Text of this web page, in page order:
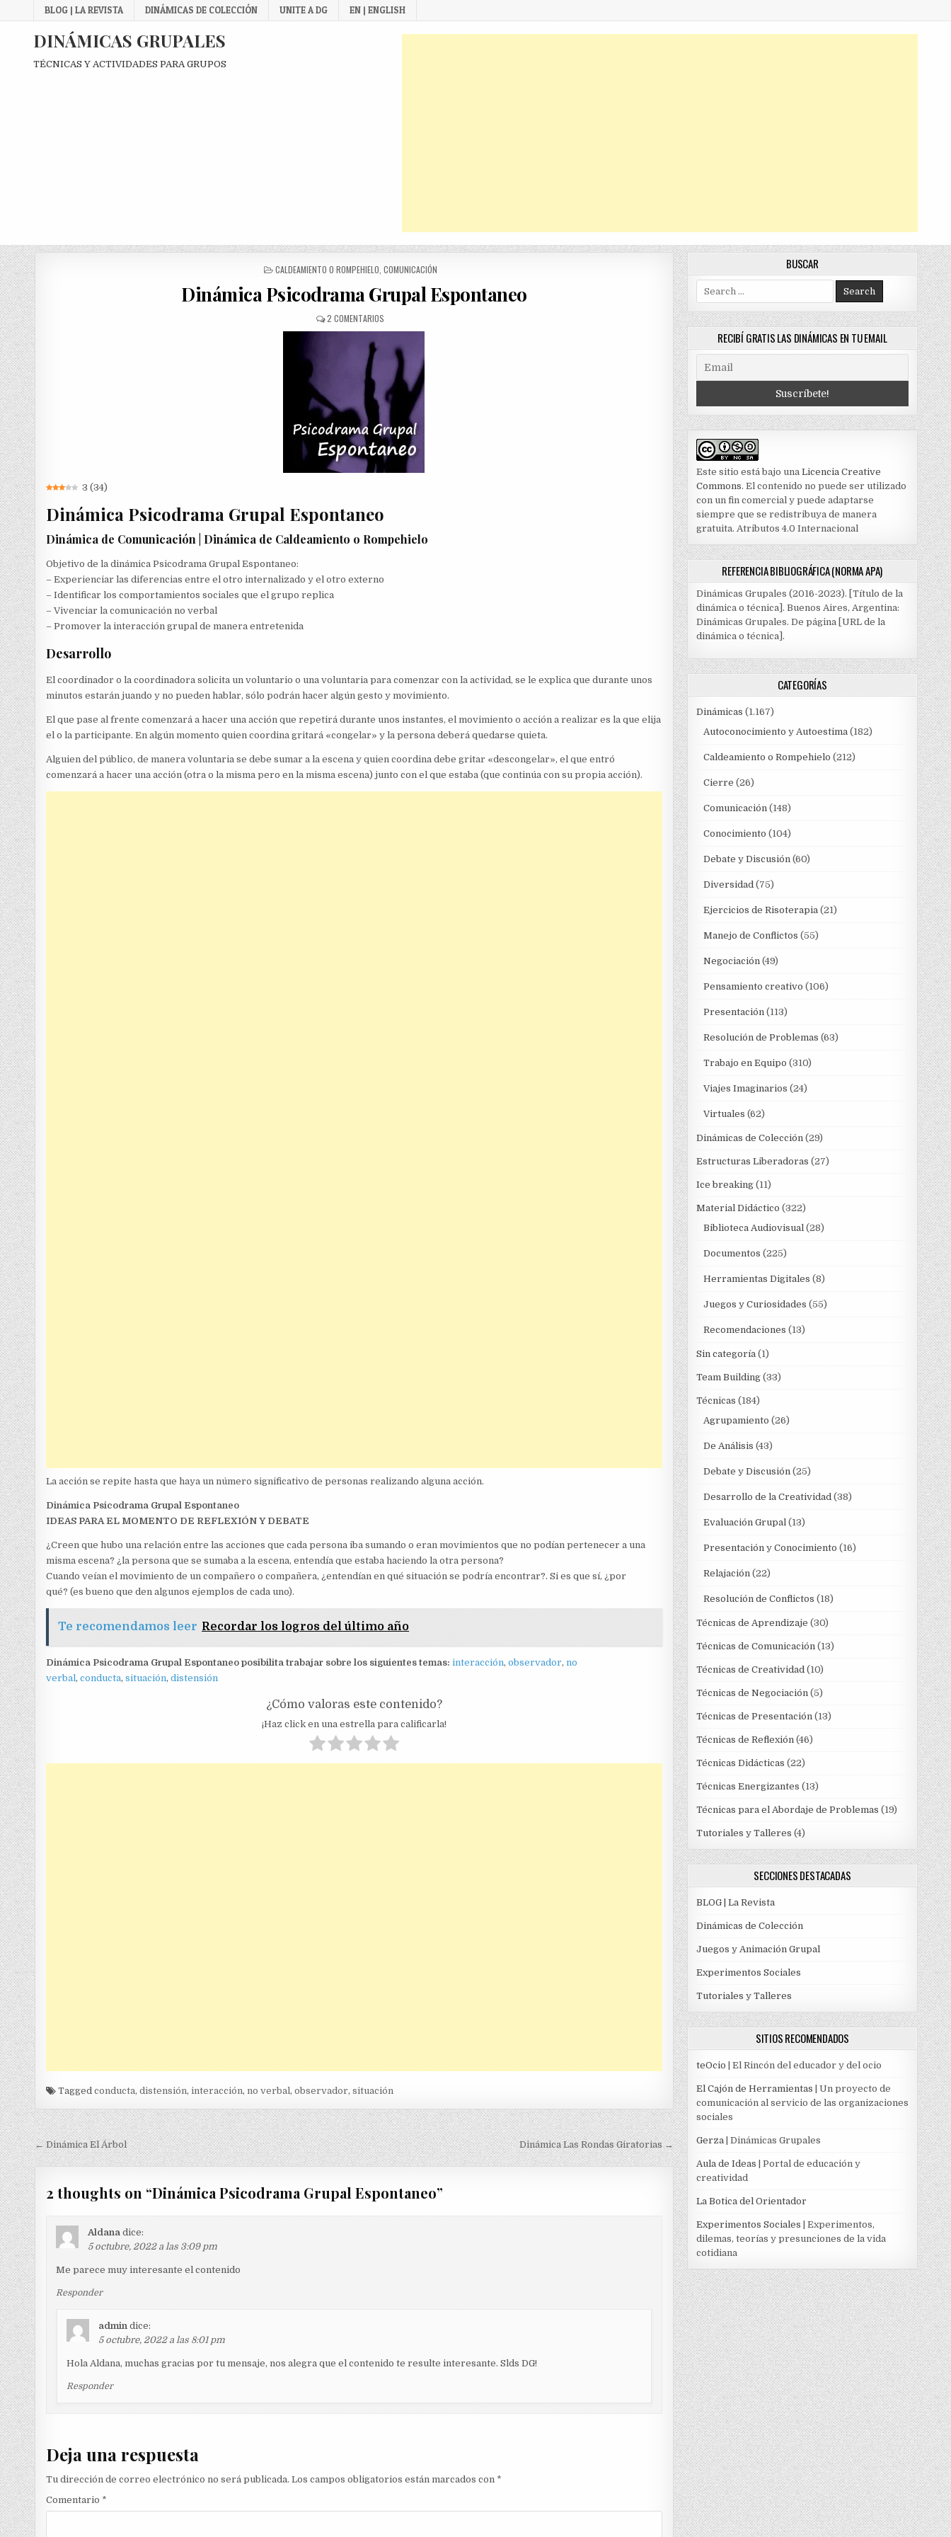
to
BLOG | LA REVISTA DINÁMICAS DE COLECCIÓN UNITE A DG EN | ENGLISH
DINÁMICAS GRUPALES
TÉCNICAS Y ACTIVIDADES PARA GRUPOS
POSTED
CALDEAMIENTO O ROMPEHIELO COMUNICACIÓN
Dinámica Psicodrama Grupal Espontaneo
2 COMENTARIOS
DINÁMICA
GRUPAL
ESPONTANEO
3 (34)
Dinámica Psicodrama Grupal Espontaneo
Dinámica de Comunicación | Dinámica de Caldeamiento o Rompehielo
Objetivo de la dinámica Psicodrama Grupal Espontaneo:
– Experienciar las diferencias entre el otro internalizado y el otro externo
– Identificar los comportamientos sociales que el grupo replica
– Vivenciar la comunicación no verbal
– Promover la interacción grupal de manera entretenida
Desarrollo
El coordinador o la coordinadora solicita un voluntario o una voluntaria para comenzar con la actividad, se le explica que durante unos
minutos estarán juando y no pueden hablar, sólo podrán hacer algún gesto y movimiento.
El que pase al frente comenzará a hacer una acción que repetirá durante unos instantes, el movimiento o acción a realizar es la que elija
el o la participante. En algún momento quien coordina gritará «congelar» y la persona deberá quedarse quieta.
Alguien del público, de manera voluntaria se debe sumar a la escena y quien coordina debe gritar «descongelar», el que entró
comenzará a hacer una acción (otra o la misma pero en la misma escena) junto con el que estaba (que continúa con su propia acción).
La acción se repite hasta que haya un número significativo de personas realizando alguna acción.
Dinámica Psicodrama Grupal Espontaneo
IDEAS PARA EL MOMENTO DE REFLEXIÓN Y DEBATE
¿Creen que hubo una relación entre las acciones que cada persona iba sumando o eran movimientos que no podían pertenecer a una
misma escena? ¿la persona que se sumaba a la escena, entendía que estaba haciendo la otra persona?
Cuando veían el movimiento de un compañero o compañera, ¿entendían en qué situación se podría encontrar?. Si es que sí, ¿por
qué? (es bueno que den algunos ejemplos de cada uno).
Te recomendamos leer Recordar los logros del último año
Dinámica Psicodrama Grupal Espontaneo posibilita trabajar sobre los siguientes temas: interacción,observador,no
verbal,conducta,situación,distensión
¿Cómo valoras este contenido?
¡Haz click en una estrella para calificarla!
Taggedconducta,distensión,interacción,no verbal,observador,situación
Navegación
de
entradas
← Dinámica El Árbol Dinámica Las Rondas Giratorias →
2 thoughts on “Dinámica Psicodrama Grupal Espontaneo”
Aldana dice:
5 octubre, 2022 a las 3:09 pm
Me parece muy interesante el contenido
Responder
admin dice:
5 octubre, 2022 a las 8:01 pm
Hola Aldana, muchas gracias por tu mensaje, nos alegra que el contenido te resulte interesante. Slds DG!
Responder
Deja una respuesta
Tu dirección de correo electrónico no será publicada. Los campos obligatorios están marcados con *
Comentario *
BUSCAR
Search
for:
RECIBÍ GRATIS LAS DINÁMICAS EN TU EMAIL
Este sitio está bajo una Licencia Creative
Commons. El contenido no puede ser utilizado
con un fin comercial y puede adaptarse
siempre que se redistribuya de manera
gratuita. Atributos 4.0 Internacional
REFERENCIA BIBLIOGRÁFICA (NORMA APA)
Dinámicas Grupales (2016-2023). [Título de la
dinámica o técnica]. Buenos Aires, Argentina:
Dinámicas Grupales. De página [URL de la
dinámica o técnica].
CATEGORÍAS
Dinámicas (1.167)
Autoconocimiento y Autoestima(182)
Caldeamiento o Rompehielo (212)
Cierre (26)
Comunicación(148)
Conocimiento (104)
Debate y Discusión(60)
Diversidad(75)
Ejercicios de Risoterapia(21)
Manejo de Conflictos (55)
Negociación(49)
Pensamiento creativo (106)
Presentación(113)
Resolución de Problemas (63)
Trabajo en Equipo (310)
Viajes Imaginarios (24)
Virtuales (62)
Dinámicas de Colección(29)
Estructuras Liberadoras (27)
Ice breaking(11)
Material Didáctico (322)
Biblioteca Audiovisual(28)
Documentos (225)
Herramientas Digitales (8)
Juegos y Curiosidades (55)
Recomendaciones (13)
Sin categoría(1)
Team Building(33)
Técnicas (184)
Agrupamiento (26)
De Análisis (43)
Debate y Discusión(25)
Desarrollo de la Creatividad(38)
Evaluación Grupal(13)
Presentación y Conocimiento (16)
Relajación(22)
Resolución de Conflictos (18)
Técnicas de Aprendizaje (30)
Técnicas de Comunicación(13)
Técnicas de Creatividad(10)
Técnicas de Negociación(5)
Técnicas de Presentación(13)
Técnicas de Reflexión(46)
Técnicas Didácticas (22)
Técnicas Energizantes (13)
Técnicas para el Abordaje de Problemas (19)
Tutoriales y Talleres (4)
SECCIONES DESTACADAS
BLOG | La Revista
Dinámicas de Colección
Juegos y Animación Grupal
Experimentos Sociales
Tutoriales y Talleres
SITIOS RECOMENDADOS
teOcio | El Rincón del educador y del ocio
El Cajón de Herramientas | Un proyecto de
comunicación al servicio de las organizaciones
sociales
Gerza| Dinámicas Grupales
Aula de Ideas | Portal de educación y
creatividad
La Botica del Orientador
Experimentos Sociales | Experimentos,
dilemas, teorías y presunciones de la vida
cotidiana